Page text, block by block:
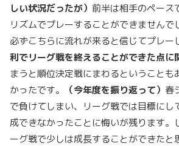
しい状況だったが） 前半は相手のペース
リズムでプレーすることができませんで
必ずこちらに流れが来ると信じてプレー
利でリーグ戦を終えることができた点に
まうと順位決定戦にまわるということも
かったです。
（今年度を振り返って） 春
で負けてしまい、リーグ戦では目標にし
成できなかったことに悔いが残ります。
ーグ戦で少しは成長することができたと